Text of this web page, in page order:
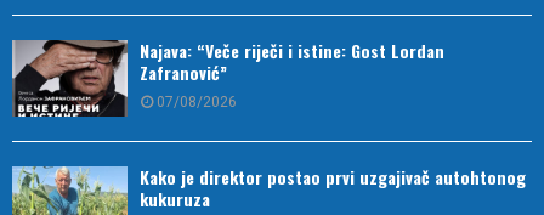
Najava: “Veče riječi i istine: Gost Lordan
Zafranović”
07/08/2026
Kako je direktor postao prvi uzgajivač autohtonog
kukuruza